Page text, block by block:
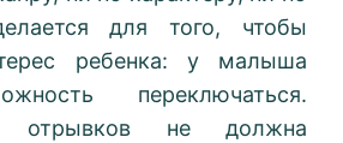
для того, чтобы
ребенка: у малыша
переключаться.
отрывков не должна